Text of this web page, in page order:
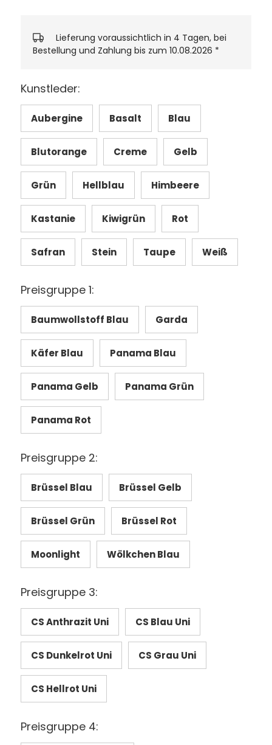
Lieferung voraussichtlich in 4 Tagen, bei
Bestellung und Zahlung bis zum 10.08.2026 *
Kunstleder:
Aubergine Basalt Blau
Blutorange Creme Gelb
Grün Hellblau Himbeere
Kastanie Kiwigrün Rot
Safran Stein Taupe Weiß
Preisgruppe 1:
Baumwollstoff Blau Garda
Käfer Blau Panama Blau
Panama Gelb Panama Grün
Panama Rot
Preisgruppe 2:
Brüssel Blau Brüssel Gelb
Brüssel Grün Brüssel Rot
Moonlight Wölkchen Blau
Preisgruppe 3:
CS Anthrazit Uni CS Blau Uni
CS Dunkelrot Uni CS Grau Uni
CS Hellrot Uni
Preisgruppe 4: